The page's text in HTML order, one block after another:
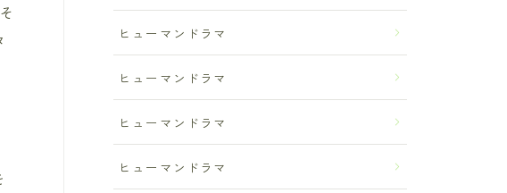
ヒューマンドラマ
ヒューマンドラマ
ヒューマンドラマ
ヒューマンドラマ